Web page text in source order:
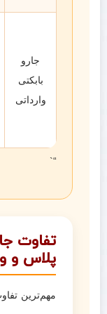
جارو
بابکتی
وارداتی
“`
تفاوت
پلاس و
مهم‌ترین